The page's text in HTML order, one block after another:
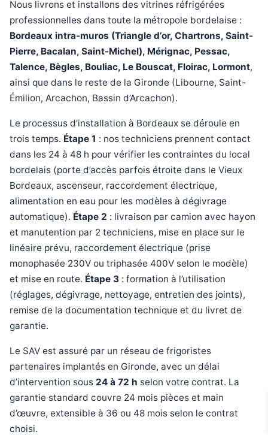
Nous livrons et installons des vitrines réfrigérées
professionnelles dans toute la métropole bordelaise :
Bordeaux intra-muros (Triangle d’or, Chartrons, Saint-
Pierre, Bacalan, Saint-Michel), Mérignac, Pessac,
Talence, Bègles, Bouliac, Le Bouscat, Floirac, Lormont,
ainsi que dans le reste de la Gironde (Libourne, Saint-
Émilion, Arcachon, Bassin d’Arcachon).
Le processus d’installation à Bordeaux se déroule en
trois temps. Étape 1 : nos techniciens prennent contact
dans les 24 à 48 h pour vérifier les contraintes du local
bordelais (porte d’accès parfois étroite dans le Vieux
Bordeaux, ascenseur, raccordement électrique,
alimentation en eau pour les modèles à dégivrage
automatique). Étape 2 : livraison par camion avec hayon
et manutention par 2 techniciens, mise en place sur le
linéaire prévu, raccordement électrique (prise
monophasée 230V ou triphasée 400V selon le modèle)
et mise en route. Étape 3 : formation à l’utilisation
(réglages, dégivrage, nettoyage, entretien des joints),
remise de la documentation technique et du livret de
garantie.
Le SAV est assuré par un réseau de frigoristes
partenaires implantés en Gironde, avec un délai
d’intervention sous 24 à 72 h selon votre contrat. La
garantie standard couvre 24 mois pièces et main
d’œuvre, extensible à 36 ou 48 mois selon le contrat
choisi.